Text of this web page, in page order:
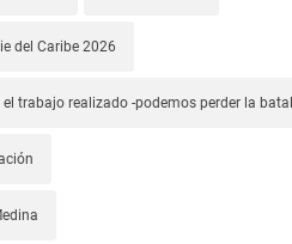
del Caribe 2026
trabajo realizado -podemos perder la